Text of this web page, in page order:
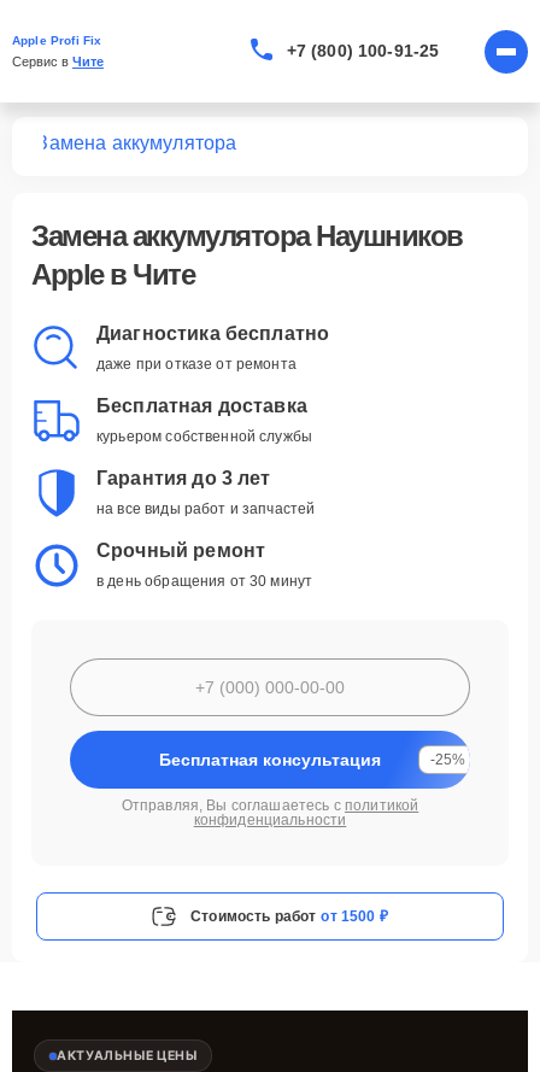
Apple Profi Fix
Сервис в Чите
+7 (800) 100-91-25
Замена аккумулятора
Замена аккумулятора Наушников
Apple в Чите
Диагностика бесплатно
даже при отказе от ремонта
Бесплатная доставка
курьером собственной службы
Гарантия до 3 лет
на все виды работ и запчастей
Срочный ремонт
в день обращения от 30 минут
Бесплатная консультация -25%
Отправляя, Вы соглашаетесь с политикой
конфиденциальности
Стоимость работ от 1500 ₽
АКТУАЛЬНЫЕ ЦЕНЫ